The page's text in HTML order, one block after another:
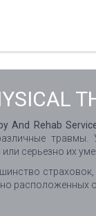
And Rehab
серьезно их
расположенных